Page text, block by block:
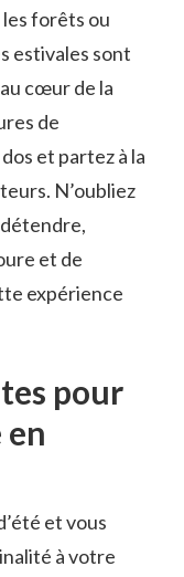
‍forêts⁣ ou
estivales ⁣sont⁢
cœur de la
de
et partez à la
N’oubliez
et ​de
expérience
⁤pour
et ‍vous​
à votre